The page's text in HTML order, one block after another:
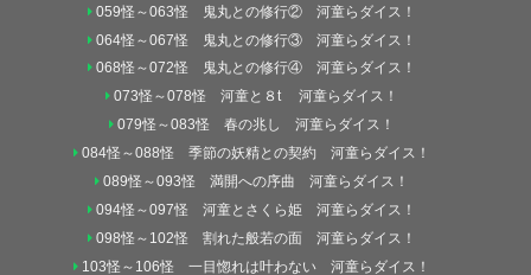
059怪～063怪 鬼丸との修行② 河童らダイス！
064怪～067怪 鬼丸との修行③ 河童らダイス！
068怪～072怪 鬼丸との修行④ 河童らダイス！
073怪～078怪 河童と８t 河童らダイス！
079怪～083怪 春の兆し 河童らダイス！
084怪～088怪 季節の妖精との契約 河童らダイス！
089怪～093怪 満開への序曲 河童らダイス！
094怪～097怪 河童とさくら姫 河童らダイス！
098怪～102怪 割れた般若の面 河童らダイス！
103怪～106怪 一目惚れは叶わない 河童らダイス！